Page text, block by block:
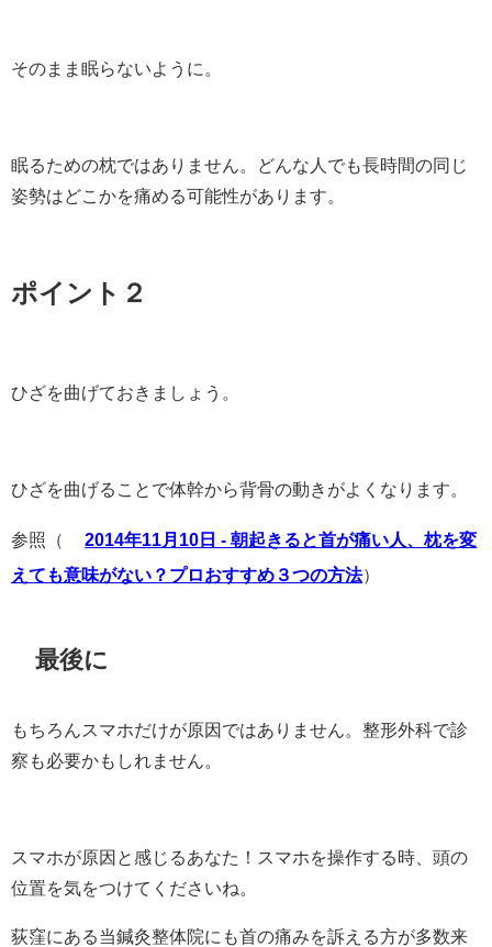
そのまま眠らないように。
眠るための枕ではありません。どんな人でも長時間の同じ
姿勢はどこかを痛める可能性があります。
ポイント２
ひざを曲げておきましょう。
ひざを曲げることで体幹から背骨の動きがよくなります。
参照（
2014年11月10日 - 朝起きると首が痛い人、枕を変
えても意味がない？プロおすすめ３つの方法）
最後に
もちろんスマホだけが原因ではありません。整形外科で診
察も必要かもしれません。
スマホが原因と感じるあなた！スマホを操作する時、頭の
位置を気をつけてくださいね。
荻窪にある当鍼灸整体院にも首の痛みを訴える方が多数来